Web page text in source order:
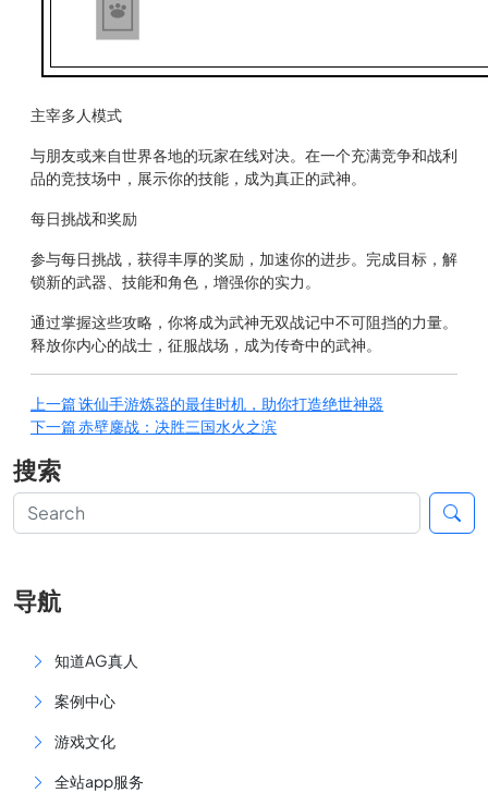
主宰多人模式
与朋友或来自世界各地的玩家在线对决。在一个充满竞争和战利
品的竞技场中，展示你的技能，成为真正的武神。
每日挑战和奖励
参与每日挑战，获得丰厚的奖励，加速你的进步。完成目标，解
锁新的武器、技能和角色，增强你的实力。
通过掌握这些攻略，你将成为武神无双战记中不可阻挡的力量。
释放你内心的战士，征服战场，成为传奇中的武神。
上一篇诛仙手游炼器的最佳时机，助你打造绝世神器
下一篇赤壁鏖战：决胜三国水火之滨
搜索
导航
知道AG真人
案例中心
游戏文化
全站app服务